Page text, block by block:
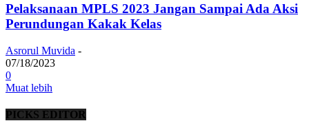
Pelaksanaan MPLS 2023 Jangan Sampai Ada Aksi
Perundungan Kakak Kelas
Asrorul Muvida -
07/18/2023
0
Muat lebih
PICKS EDITOR